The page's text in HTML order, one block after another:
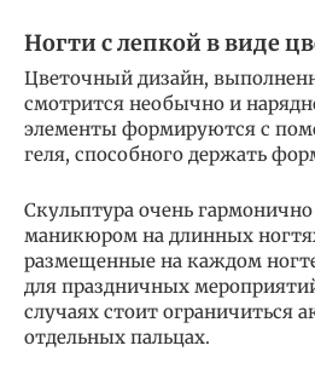
Ногти с лепкой в виде
Цветочный дизайн,
смотрится необычно и
элементы формируются с
геля, способного держать
Скульптура очень гармонично
маникюром на длинных
размещенные на каждом
для праздничных
случаях стоит ограничиться
отдельных пальцах.